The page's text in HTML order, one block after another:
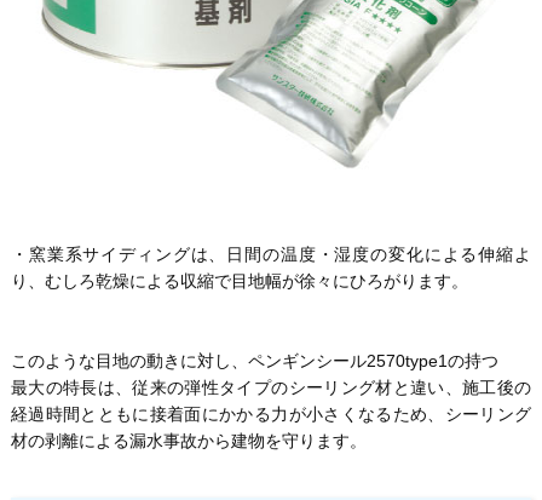
・窯業系サイディングは、日間の温度・湿度の変化による伸縮よ
り、むしろ乾燥による収縮で目地幅が徐々にひろがります。
このような目地の動きに対し、ペンギンシール2570type1の持つ
最大の特長は、従来の弾性タイプのシーリング材と違い、施工後の
経過時間とともに接着面にかかる力が小さくなるため、シーリング
材の剥離による漏水事故から建物を守ります。